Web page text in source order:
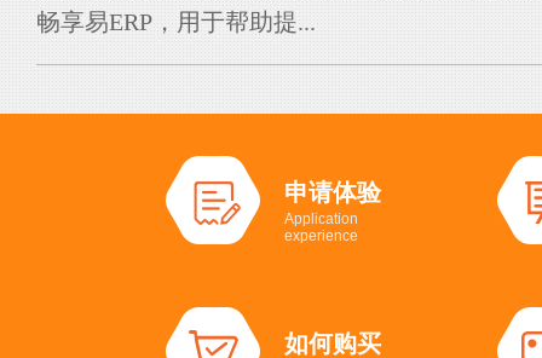
畅享易ERP，用于帮助提...
申请体验
Application
experience
如何购买